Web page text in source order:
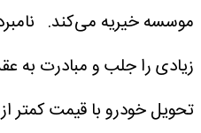
موسسه خیریه می‌کند.
زیادی را جلب و مبادرت به
تحویل خودرو با قیمت کمتر